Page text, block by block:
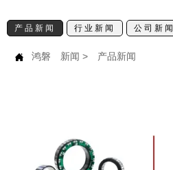
产品新闻 行业新闻 公司新闻
 鸿磐 新闻 > 产品新闻